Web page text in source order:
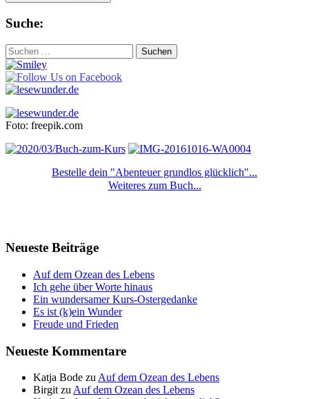
Suche:
Suchen
nach:
Foto: freepik.com
Bestelle dein "Abenteuer grundlos glücklich"...
Weiteres zum Buch...
Neueste Beiträge
Auf dem Ozean des Lebens
Ich gehe über Worte hinaus
Ein wundersamer Kurs-Ostergedanke
Es ist (k)ein Wunder
Freude und Frieden
Neueste Kommentare
Katja Bode zu Auf dem Ozean des Lebens
Birgit zu Auf dem Ozean des Lebens